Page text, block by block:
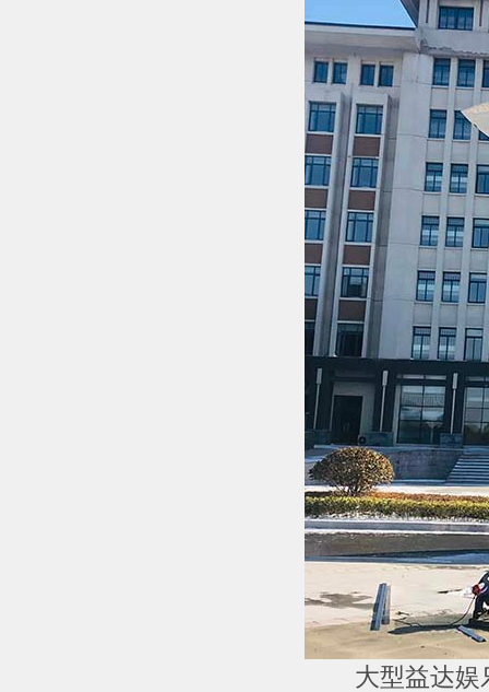
大型益达娱